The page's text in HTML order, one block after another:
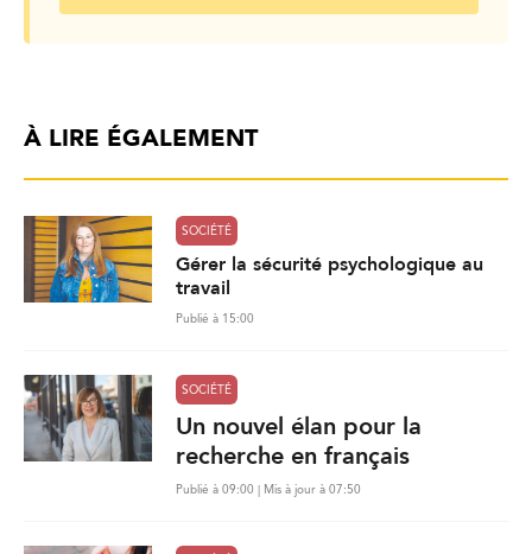
À LIRE ÉGALEMENT
SOCIÉTÉ
Gérer la sécurité psychologique au
travail
Publié à 15:00
SOCIÉTÉ
Un nouvel élan pour la
recherche en français
Publié à 09:00 | Mis à jour à 07:50